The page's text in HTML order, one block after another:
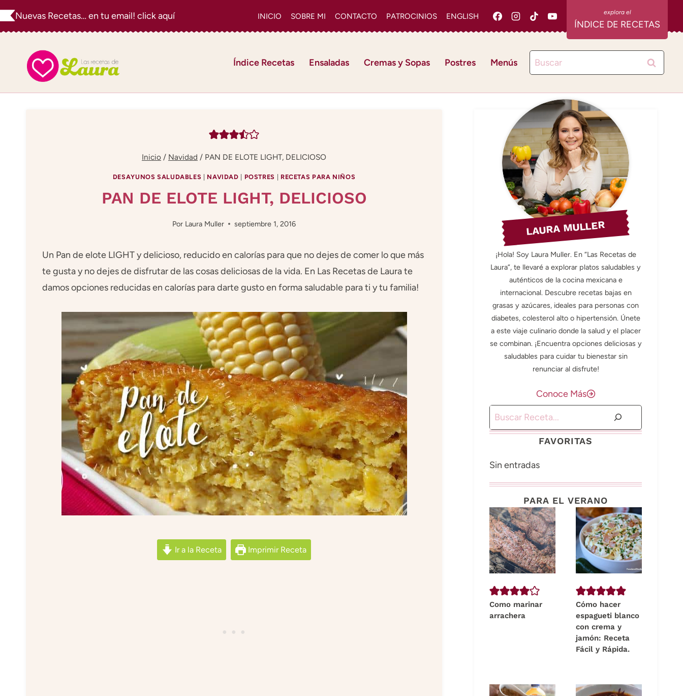
Saltar
al
Nuevas Recetas… en tu email! click aquí INICIO SOBRE MI CONTACTO PATROCINIOS ENGLISH
ÍNDICE DE RECETAS
Índice Recetas Ensaladas Cremas y Sopas Postres Menús Buscar:
Inicio / Navidad / PAN DE ELOTE LIGHT, DELICIOSO
DESAYUNOS SALUDABLES NAVIDAD POSTRES RECETAS PARA NIÑOS
PAN DE ELOTE LIGHT, DELICIOSO
Por Laura Muller septiembre 1, 2016
Un Pan de elote LIGHT y delicioso, reducido en calorías para que no dejes de comer lo que más
te gusta y no dejes de disfrutar de las cosas deliciosas de la vida. En Las Recetas de Laura te
damos opciones reducidas en calorías para darte gusto en forma saludable para ti y tu familia!
Ir a la Receta Imprimir Receta
LAURA MULLER
¡Hola! Soy Laura Muller. En “Las Recetas de
Laura”, te llevaré a explorar platos saludables y
auténticos de la cocina mexicana e
internacional. Descubre recetas bajas en
grasas y azúcares, ideales para personas con
diabetes, colesterol alto o hipertensión. Únete
a este viaje culinario donde la salud y el placer
se combinan. ¡Encuentra opciones deliciosas y
saludables para cuidar tu bienestar sin
renunciar al disfrute!
Conoce Más
Buscar
FAVORITAS
Sin entradas
PARA EL VERANO
Como marinar
arrachera
Cómo hacer
espagueti blanco
con crema y
jamón: Receta
Fácil y Rápida.